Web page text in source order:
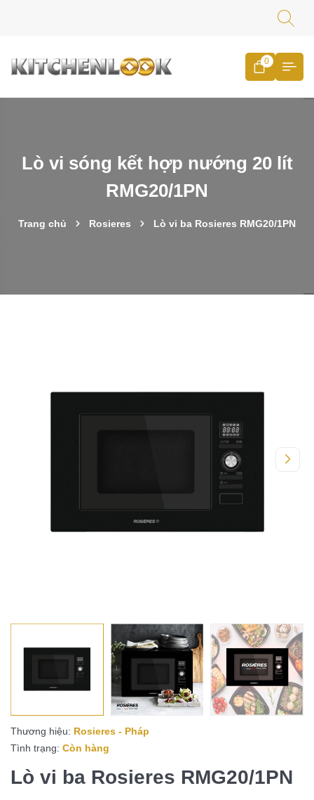
0
Lò vi sóng kết hợp nướng 20 lít
RMG20/1PN
Trang chủ Rosieres Lò vi ba Rosieres RMG20/1PN
Thương hiệu: Rosieres - Pháp
Tình trạng: Còn hàng
Lò vi ba Rosieres RMG20/1PN